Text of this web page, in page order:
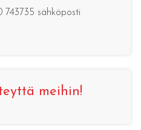
743735 sähköposti
meihin!